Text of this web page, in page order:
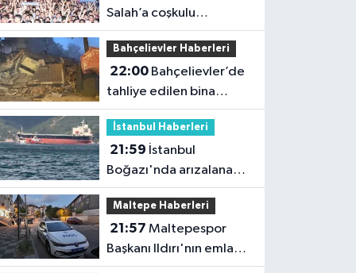
Salah’a coşkulu
karşılama
Bahçelievler Haberleri
22:00Bahçelievler’de
tahliye edilen bina
çöktü
İstanbul Haberleri
21:59
Boğazı'nda arızalanan
gemi çekildi; trafik
yeniden açıldı
Maltepe Haberleri
21:57
Başkanı Ildırı'nın emlak
dükkanı kurşunlandı: 1